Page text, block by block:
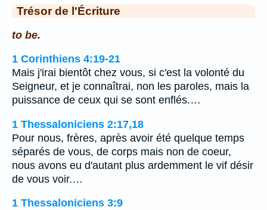
Trésor de l'Écriture
to be.
1 Corinthiens 4:19-21
Mais j'irai bientôt chez vous, si c'est la volonté du
Seigneur, et je connaîtrai, non les paroles, mais la
puissance de ceux qui se sont enflés.…
1 Thessaloniciens 2:17,18
Pour nous, frères, après avoir été quelque temps
séparés de vous, de corps mais non de coeur,
nous avons eu d'autant plus ardemment le vif désir
de vous voir.…
1 Thessaloniciens 3:9